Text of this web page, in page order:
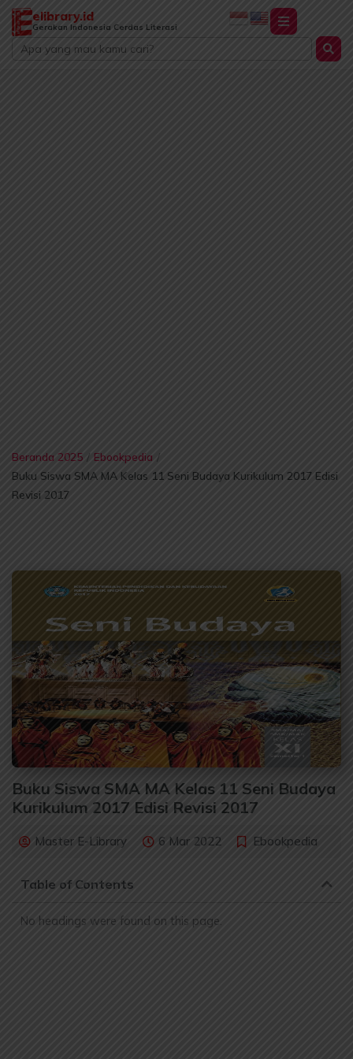
Lewati
konten
elibrary.id
Gerakan Indonesia Cerdas Literasi
Search
...
Beranda 2025 / Ebookpedia /
Buku Siswa SMA MA Kelas 11 Seni Budaya Kurikulum 2017 Edisi
Revisi 2017
Buku Siswa SMA MA Kelas 11 Seni Budaya
Kurikulum 2017 Edisi Revisi 2017
Master E-Library 6 Mar 2022 Ebookpedia
Table of Contents
No headings were found on this page.